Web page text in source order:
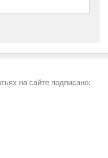
на сайте подписано: